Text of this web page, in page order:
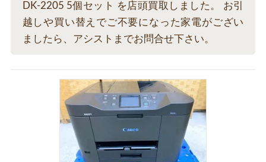
DK-2205 5個セット を店頭買取しました。 お引
越しや買い替えでご不要になった家電がござい
ましたら、アシストまでお問合せ下さい。